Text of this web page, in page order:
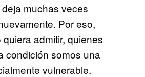
muchas veces
Por eso,
admitir, quienes
condición somos una
vulnerable.